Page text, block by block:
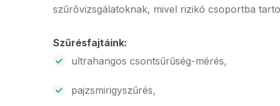
szűrővizsgálatoknak, mivel rizikó csoportba
Szűrésfajtáink:
ultrahangos csontsűrűség-mérés,
pajzsmirigyszűrés,